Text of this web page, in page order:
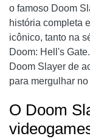
o famoso Doom
história completa
icônico, tanto na
Doom: Hell's
Doom Slayer de
para mergulhar
O Doom